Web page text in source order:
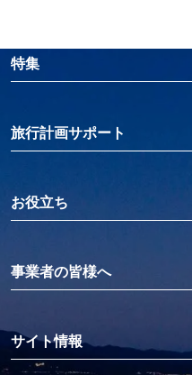
特集
旅行計画サポート
お役立ち
事業者の皆様へ
サイト情報